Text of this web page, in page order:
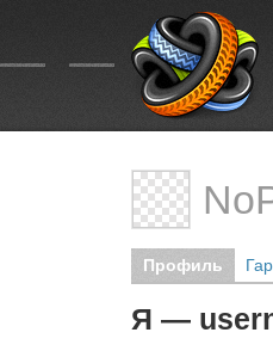
Профиль
Я —